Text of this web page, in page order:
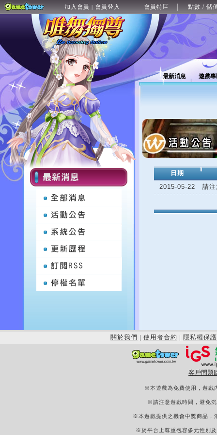
加入會員 | 會員登入 會員特區 點數 / 儲
最新消息 遊戲
日期
2015-05-22
請
關於我們 | 使用者合約 | 隱私權保護
客戶問題
※本遊戲為免費使用，遊戲
※請注意遊戲時間，避免
※本遊戲提供之機會中獎商品，
※於平台上尊重包容多元性別